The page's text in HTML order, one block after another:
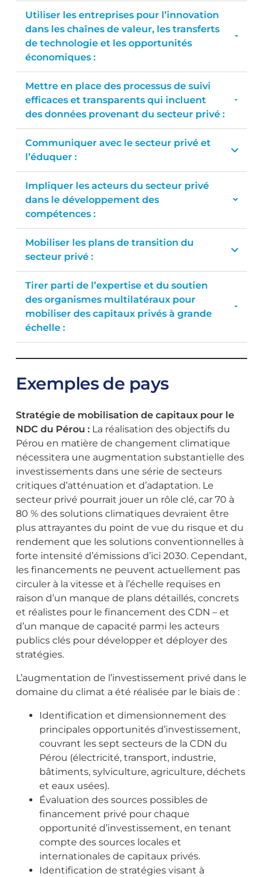
Utiliser les entreprises pour l’innovation
dans les chaînes de valeur, les transferts
de technologie et les opportunités
économiques :
Mettre en place des processus de suivi
efficaces et transparents qui incluent
des données provenant du secteur privé :
Communiquer avec le secteur privé et
l’éduquer :
Impliquer les acteurs du secteur privé
dans le développement des
compétences :
Mobiliser les plans de transition du
secteur privé :
Tirer parti de l’expertise et du soutien
des organismes multilatéraux pour
mobiliser des capitaux privés à grande
échelle :
Exemples de pays
Stratégie de mobilisation de capitaux pour le
NDC du Pérou : La réalisation des objectifs du
Pérou en matière de changement climatique
nécessitera une augmentation substantielle des
investissements dans une série de secteurs
critiques d’atténuation et d’adaptation. Le
secteur privé pourrait jouer un rôle clé, car 70 à
80 % des solutions climatiques devraient être
plus attrayantes du point de vue du risque et du
rendement que les solutions conventionnelles à
forte intensité d’émissions d’ici 2030. Cependant,
les financements ne peuvent actuellement pas
circuler à la vitesse et à l’échelle requises en
raison d’un manque de plans détaillés, concrets
et réalistes pour le financement des CDN – et
d’un manque de capacité parmi les acteurs
publics clés pour développer et déployer des
stratégies.
L’augmentation de l’investissement privé dans le
domaine du climat a été réalisée par le biais de :
Identification et dimensionnement des
principales opportunités d’investissement,
couvrant les sept secteurs de la CDN du
Pérou (électricité, transport, industrie,
bâtiments, sylviculture, agriculture, déchets
et eaux usées).
Évaluation des sources possibles de
financement privé pour chaque
opportunité d’investissement, en tenant
compte des sources locales et
internationales de capitaux privés.
Identification de stratégies visant à